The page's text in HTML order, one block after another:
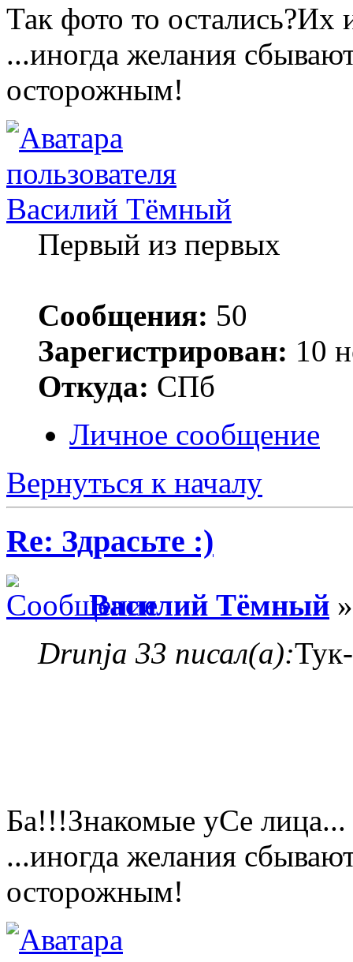
Так фото то остались?Их
...иногда желания
осторожным!
Василий Тёмный
Первый из первых
Сообщения: 50
Зарегистрирован: 10
Откуда: СПб
Личное сообщение
Вернуться к началу
Re: Здрасьте :)
Василий Тёмный
Drunja 33 писал(а):
Ба!!!Знакомые уСе лица...
...иногда желания
осторожным!